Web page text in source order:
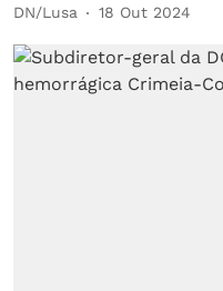
DN/Lusa 18 Out 2024